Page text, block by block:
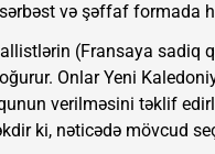
sərbəst və şəffaf formada
(Fransaya sadiq
Onlar Yeni
verilməsini təklif
ki, nəticədə mövcud